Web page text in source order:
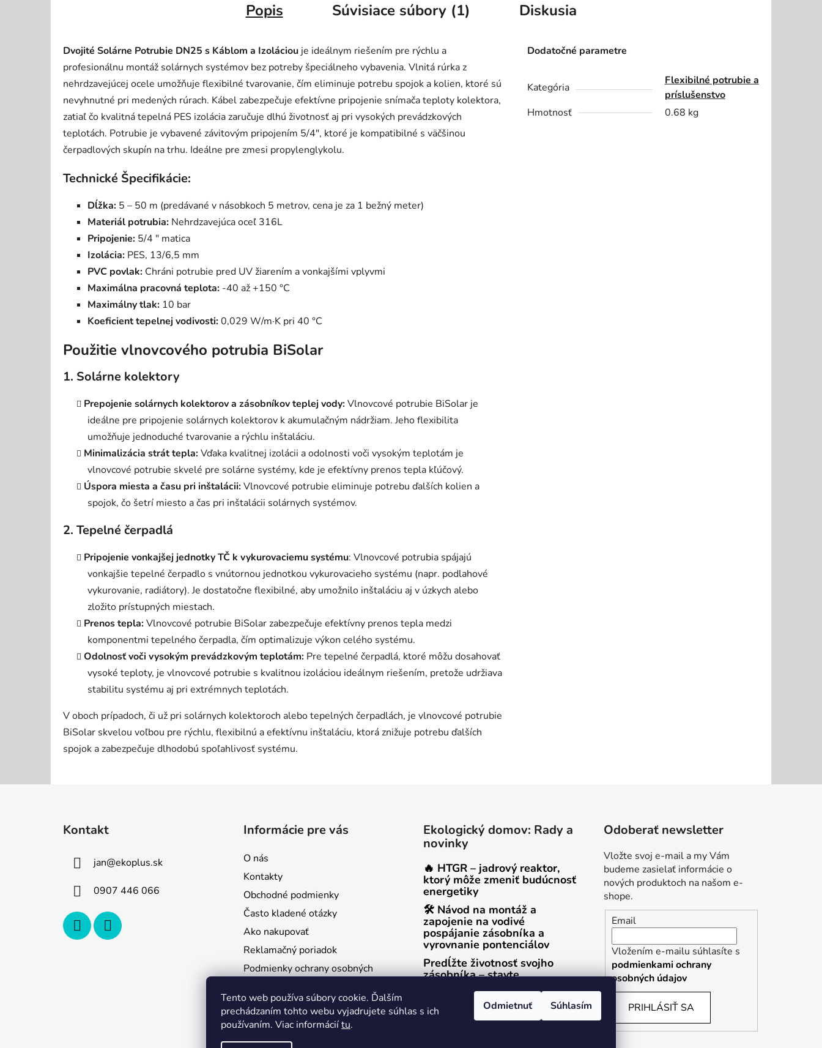
Tento web používa súbory cookie. Ďalším
prechádzaním tohto webu vyjadrujete súhlas s ich
používaním. Viac informáciítu.
Odmietnuť Súhlasím
Popis Súvisiace súbory (1) Diskusia
Dvojité Solárne Potrubie DN25 s Káblom a Izoláciou je ideálnym riešením pre rýchlu a
profesionálnu montáž solárnych systémov bez potreby špeciálneho vybavenia. Vlnitá rúrka z
nehrdzavejúcej ocele umožňuje flexibilné tvarovanie, čím eliminuje potrebu spojok a kolien, ktoré sú
nevyhnutné pri medených rúrach. Kábel zabezpečuje efektívne pripojenie snímača teploty kolektora,
zatiaľ čo kvalitná tepelná PES izolácia zaručuje dlhú životnosť aj pri vysokých prevádzkových
teplotách. Potrubie je vybavené závitovým pripojením 5/4", ktoré je kompatibilné s väčšinou
čerpadlových skupín na trhu. Ideálne pre zmesi propylenglykolu.
Technické Špecifikácie:
Dĺžka: 5 – 50 m (predávané v násobkoch 5 metrov, cena je za 1 bežný meter)
Materiál potrubia: Nehrdzavejúca oceľ 316L
Pripojenie: 5/4 " matica
Izolácia: PES, 13/6,5 mm
PVC povlak: Chráni potrubie pred UV žiarením a vonkajšími vplyvmi
Maximálna pracovná teplota: -40 až +150 °C
Maximálny tlak: 10 bar
Koeficient tepelnej vodivosti:0,029 W/m·K pri 40 °C
Použitie vlnovcového potrubia BiSolar
1. Solárne kolektory
Prepojenie solárnych kolektorov a zásobníkov teplej vody:Vlnovcové potrubie BiSolar je
ideálne pre pripojenie solárnych kolektorov k akumulačným nádržiam. Jeho flexibilita
umožňuje jednoduché tvarovanie a rýchlu inštaláciu.
Minimalizácia strát tepla:Vďaka kvalitnej izolácii a odolnosti voči vysokým teplotám je
vlnovcové potrubie skvelé pre solárne systémy, kde je efektívny prenos tepla kľúčový.
Úspora miesta a času pri inštalácii:Vlnovcové potrubie eliminuje potrebu ďalších kolien a
spojok, čo šetrí miesto a čas pri inštalácii solárnych systémov.
2. Tepelné čerpadlá
Pripojenie vonkajšej jednotky TČ k vykurovaciemu systému: Vlnovcové potrubia spájajú
vonkajšie tepelné čerpadlo s vnútornou jednotkou vykurovacieho systému (napr. podlahové
vykurovanie, radiátory). Je dostatočne flexibilné, aby umožnilo inštaláciu aj v úzkych alebo
zložito prístupných miestach.
Prenos tepla:Vlnovcové potrubie BiSolar zabezpečuje efektívny prenos tepla medzi
komponentmi tepelného čerpadla, čím optimalizuje výkon celého systému.
Odolnosť voči vysokým prevádzkovým teplotám: Pre tepelné čerpadlá, ktoré môžu dosahovať
vysoké teploty, je vlnovcové potrubie s kvalitnou izoláciou ideálnym riešením, pretože udržiava
stabilitu systému aj pri extrémnych teplotách.
V oboch prípadoch, či už pri solárnych kolektoroch alebo tepelných čerpadlách, je vlnovcové potrubie
BiSolar skvelou voľbou pre rýchlu, flexibilnú a efektívnu inštaláciu, ktorá znižuje potrebu ďalších
spojok a zabezpečuje dlhodobú spoľahlivosť systému.
Dodatočné parametre
Kategória
Flexibilné potrubie a
príslušenstvo
Hmotnosť
0.68 kg
Kontakt
jan@ekoplus.sk
0907 446 066
Informácie pre vás
O nás
Kontakty
Obchodné podmienky
Často kladené otázky
Ako nakupovať
Reklamačný poriadok
Podmienky ochrany osobných
Odstúpenie od zmluvy
Ekologický domov: Rady a
novinky
🔥 HTGR – jadrový reaktor,
ktorý môže zmeniť budúcnosť
energetiky
🛠 Návod na montáž a
zapojenie na vodivé
pospájanie zásobníka a
vyrovnanie pontenciálov
Predĺžte životnosť svojho
zásobníka – stavte
Odoberať newsletter
Vložte svoj e-mail a my Vám
budeme zasielať informácie o
nových produktoch na našom e-
shope.
Email
Vložením e-mailu súhlasíte s
podmienkami ochrany
osobných údajov
PRIHLÁSIŤ SA